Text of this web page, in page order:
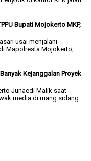
Bupati Mojokerto MKP,
usai menjalani
Mapolresta Mojokerto,
Kejanggalan Proyek
Junaedi Malik saat
media di ruang sidang